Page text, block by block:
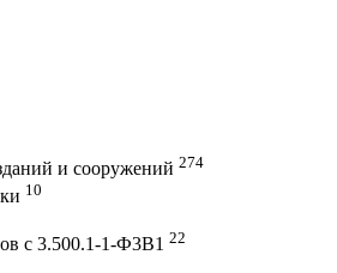
и сооружений 274
10
с 3.500.1-1-Ф3В1 22